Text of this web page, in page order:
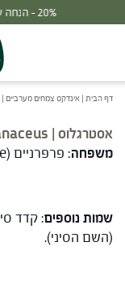
דף הבית | אינדקס צמחים מערביים |
אסטרגלוס | Astragalus Membranaceus
משפחה: פרפרניים (Faboideae).
שמות נוספים
(השם הסיני).